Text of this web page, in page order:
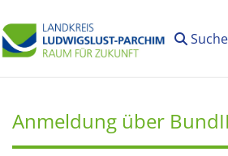
Suche
Anmeldung über